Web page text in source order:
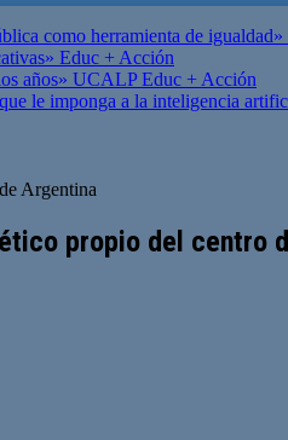
como herramienta de igualdad»
Educ + Acción
años» UCALPEduc + Acción
le imponga a la inteligencia
Argentina
propio del centro